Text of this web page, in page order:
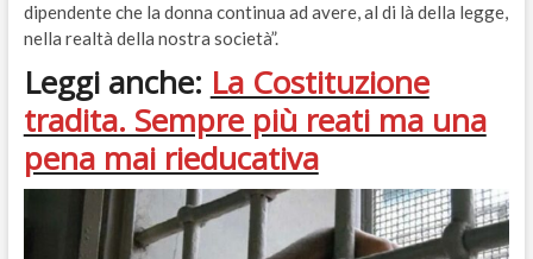
dipendente che la donna continua ad avere, al di là della legge,
nella realtà della nostra società”.
Leggi anche: La Costituzione
tradita. Sempre più reati ma una
pena mai rieducativa